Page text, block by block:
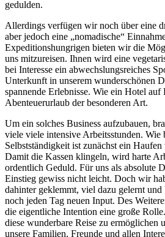
gedulden.
Allerdings verfügen wir noch über eine
aber jedoch eine „nomadische“
Expeditionshungrigen bieten wir die
uns mitzureisen. Ihnen wird eine
bei Interesse ein abwechslungsreiches
Unterkunft in unserem wunderschönen
spannende Erlebnisse. Wie ein Hotel
Abenteuerurlaub der besonderen Art.
Um ein solches Business aufzubauen,
viele viele intensive Arbeitsstunden. Wie
Selbstständigkeit ist zunächst ein
Damit die Kassen klingeln, wird harte
ordentlich Geduld. Für uns als absolute
Einstieg gewiss nicht leicht. Doch wir
dahinter geklemmt, viel dazu gelernt und
noch jeden Tag neuen Input. Des
die eigentliche Intention eine große
diese wunderbare Reise zu ermöglichen
unsere Familien, Freunde und allen